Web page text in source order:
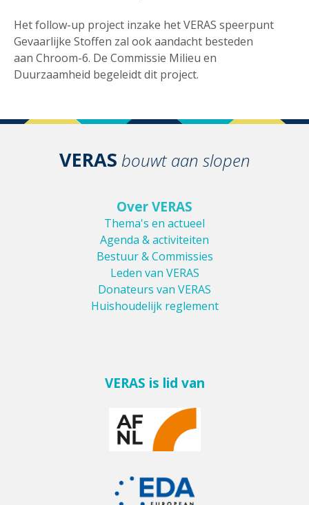
Het follow-up project inzake het VERAS speerpunt
Gevaarlijke Stoffen zal ook aandacht besteden
aan Chroom-6. De Commissie Milieu en
Duurzaamheid begeleidt dit project.
VERAS bouwt aan slopen
Over VERAS
Thema's en actueel
Agenda & activiteiten
Bestuur & Commissies
Leden van VERAS
Donateurs van VERAS
Huishoudelijk reglement
VERAS is lid van